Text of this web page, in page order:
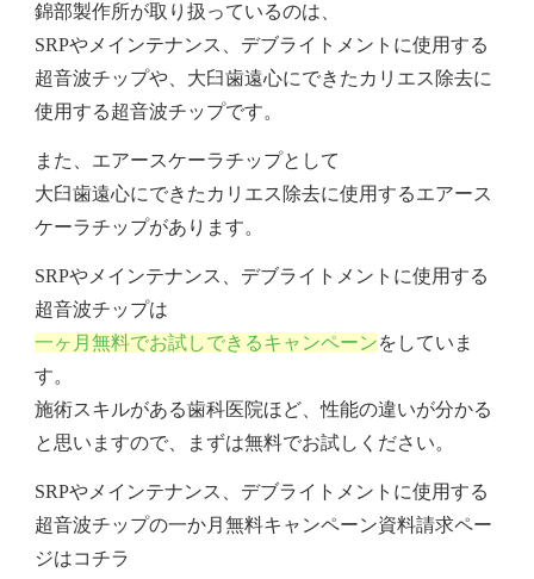
錦部製作所が取り扱っているのは、
SRPやメインテナンス、デブライトメントに使用する
超音波チップや、大臼歯遠心にできたカリエス除去に
使用する超音波チップです。
また、エアースケーラチップとして
大臼歯遠心にできたカリエス除去に使用するエアース
ケーラチップがあります。
SRPやメインテナンス、デブライトメントに使用する
超音波チップは
一ヶ月無料でお試しできるキャンペーンをしていま
す。
施術スキルがある歯科医院ほど、性能の違いが分かる
と思いますので、まずは無料でお試しください。
SRPやメインテナンス、デブライトメントに使用する
超音波チップの一か月無料キャンペーン資料請求ペー
ジはコチラ